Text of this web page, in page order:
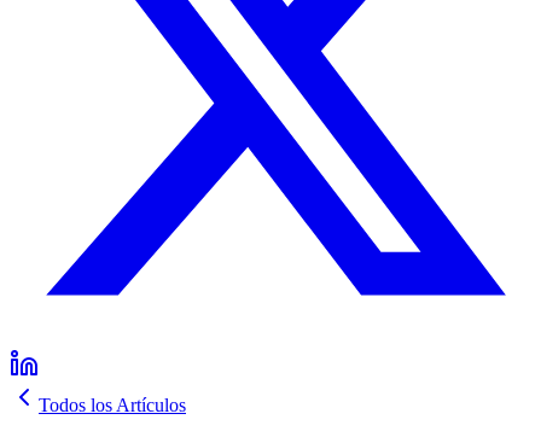
Todos los Artículos